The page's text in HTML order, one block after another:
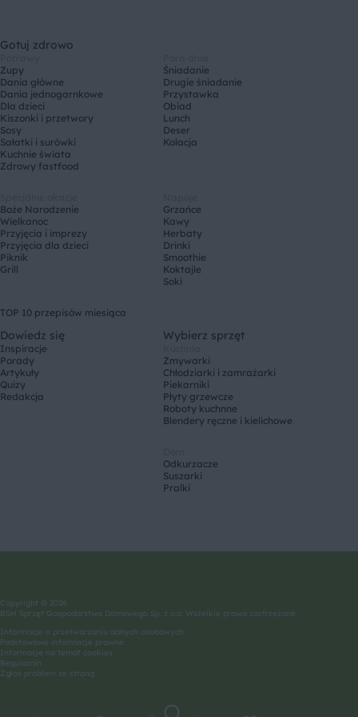
Gotuj zdrowo
Zupy
Dania główne
Dania jednogarnkowe
Dla dzieci
Kiszonki i przetwory
Sosy
Sałatki i surówki
Kuchnie świata
Zdrowy fastfood
Śniadanie
Drugie śniadanie
Przystawka
Obiad
Lunch
Deser
Kolacja
Boże Narodzenie
Wielkanoc
Przyjęcia i imprezy
Przyjęcia dla dzieci
Piknik
Grill
Grzańce
Kawy
Herbaty
Drinki
Smoothie
Koktajle
Soki
TOP 10 przepisów miesiąca
Dowiedz się
Inspiracje
Porady
Artykuły
Quizy
Redakcja
Wybierz sprzęt
Zmywarki
Chłodziarki i zamrażarki
Piekarniki
Płyty grzewcze
Roboty kuchnne
Blendery ręczne i kielichowe
Odkurzacze
Suszarki
Pralki
Copyright © 2026
BSH Sprzęt Gospodarstwa Domowego Sp. z o.o. Wszelkie prawa zastrzeżone.
Informacje o przetwarzaniu danych osobowych
Podstawowe informacje prawne
Informacje na temat cookies
Regulamin
Zgłoś problem ze stroną